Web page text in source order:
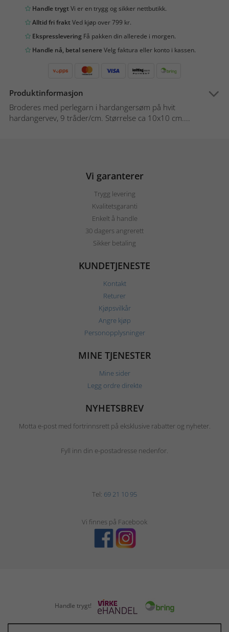
Handle trygtVi er en trygg og sikker nettbutikk.
Alltid fri fraktVed kjøp over 799 kr.
Ekspresslevering Få pakken din allerede i morgen.
Handle nå, betal senereVelg faktura eller konto i kassen.
Produktinformasjon
Broderes med perlegarn i hardangersøm på hvit
hardangervev, 9 tråder/cm. Størrelse ca 10x10 cm....
Vi garanterer
Trygg levering
Kvalitetsgaranti
Enkelt å handle
30 dagers angrerett
Sikker betaling
KUNDETJENESTE
Kontakt
Returer
Kjøpsvilkår
Angre kjøp
Personopplysninger
MINE TJENESTER
Mine sider
Legg ordre direkte
NYHETSBREV
Motta e-post med fortrinnsrett på eksklusive rabatter og nyheter.
Fyll inn din e-postadresse nedenfor.
Tel: 69 21 10 95
Vi finnes på Facebook
Handle trygt!